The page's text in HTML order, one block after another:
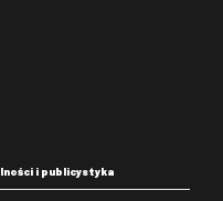
i publicystyka